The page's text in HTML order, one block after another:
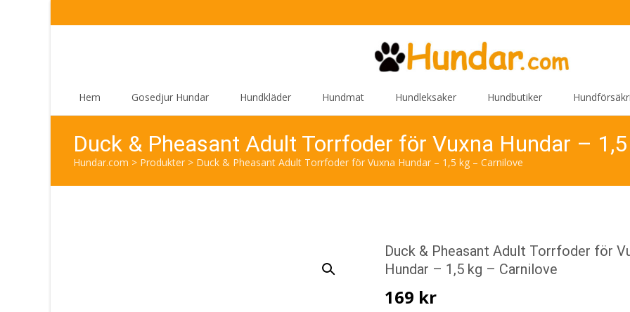
Hem Gosedjur Hundar Hundkläder Hundmat Hundleksaker Hundbutiker
Duck & Pheasant Adult Torrfoder för Vuxna Hundar –
Hundar.com > Produkter > Duck & Pheasant Adult Torrfoder för Vuxna Hundar – 1,5 kg – Carnilove
Duck & Pheasant Adult Torrfoder för
Hundar – 1,5 kg – Carnilove
169 kr